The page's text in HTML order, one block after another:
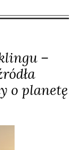
–
o planetę